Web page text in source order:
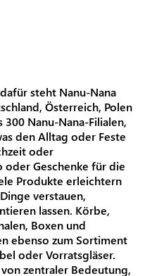
steht Nanu-Nana
Österreich, Polen
Nanu-Nana-Filialen,
den Alltag oder Feste
oder
oder Geschenke für die
Produkte erleichtern
verstauen,
lassen. Körbe,
Boxen und
ebenso zum Sortiment
oder Vorratsgläser.
zentraler Bedeutung,